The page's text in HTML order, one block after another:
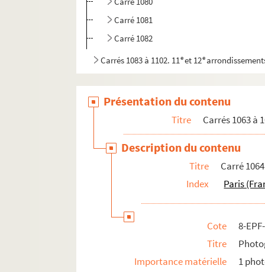
Carré 1081
Carré 1082
Carrés 1083 à 1102. 11eet 12e
Présentation du contenu
Titre Carrés 1063 à
Description du contenu
Titre
Carré 1064
Index
Paris
Cote
8-
Titre
Importance matérielle
1